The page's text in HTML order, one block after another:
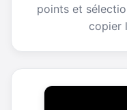
points et
copier